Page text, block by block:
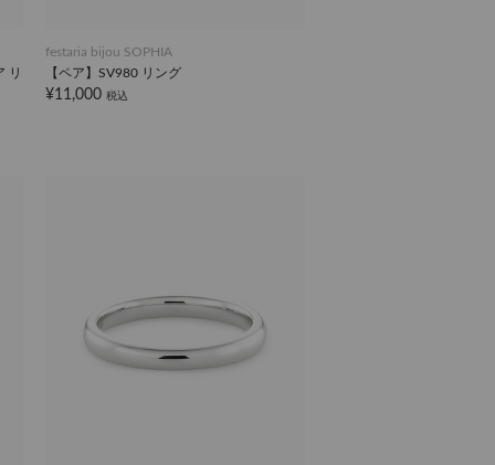
リ
festaria bijou SOPHIA
【ペア】SV980 リング
¥11,000 税込